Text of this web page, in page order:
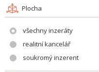
Plocha
všechny inzeráty
realitní kancelář
soukromý inzerent